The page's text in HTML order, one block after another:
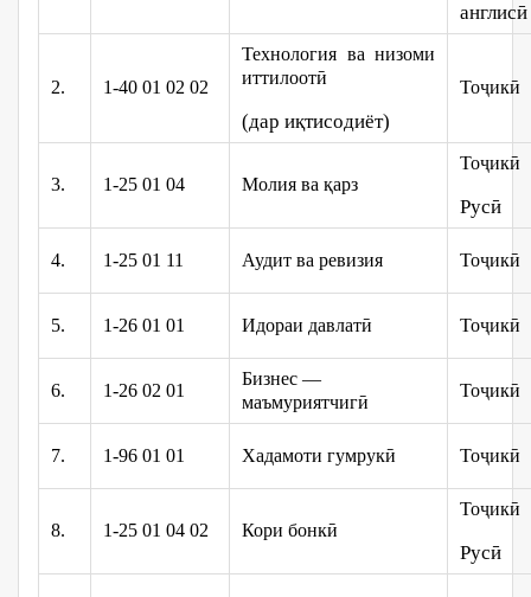
англисӣ
2. 1-40 01 02 02
Технология ва низоми
иттилоотӣ
(дар иқтисодиёт)
Тоҷикӣ
3. 1-25 01 04 Молия ва қарз
Тоҷикӣ
Русӣ
4. 1-25 01 11 Аудит ва ревизия Тоҷикӣ
5. 1-26 01 01 Идораи давлатӣ Тоҷикӣ
6. 1-26 02 01
Бизнес —
маъмуриятчигӣ
Тоҷикӣ
7. 1-96 01 01 Хадамоти гумрукӣ Тоҷикӣ
8. 1-25 01 04 02 Кори бонкӣ
Тоҷикӣ
Русӣ